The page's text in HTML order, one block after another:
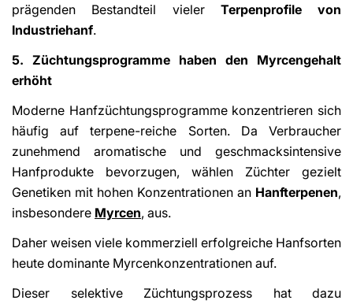
prägenden Bestandteil vieler Terpenprofile von
Industriehanf.
5. Züchtungsprogramme haben den Myrcengehalt
erhöht
Moderne Hanfzüchtungsprogramme konzentrieren sich
häufig auf terpene-reiche Sorten. Da Verbraucher
zunehmend aromatische und geschmacksintensive
Hanfprodukte bevorzugen, wählen Züchter gezielt
Genetiken mit hohen Konzentrationen an Hanfterpenen,
insbesondere Myrcen, aus.
Daher weisen viele kommerziell erfolgreiche Hanfsorten
heute dominante Myrcenkonzentrationen auf.
Dieser selektive Züchtungsprozess hat dazu